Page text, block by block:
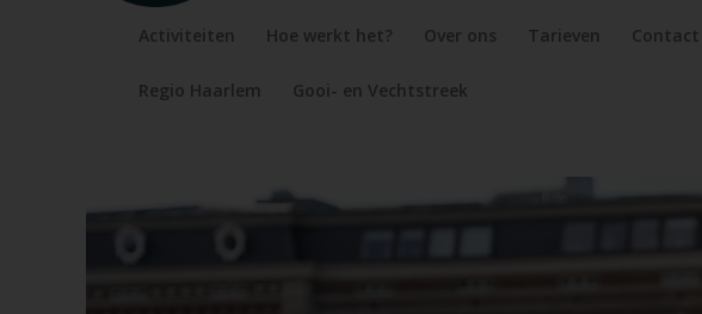
Activiteiten Hoe werkt het? Over ons Tarieven Contact
Regio Haarlem Gooi- en Vechtstreek